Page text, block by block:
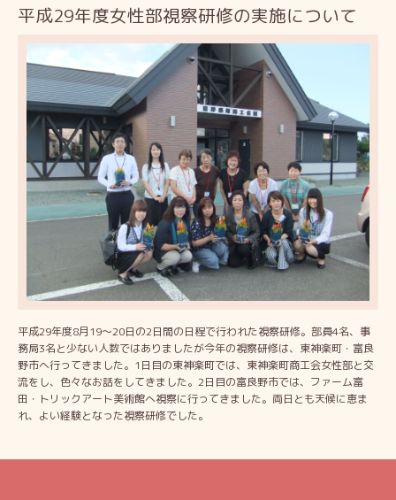
平成29年度女性部視察研修の実施について
平成29年度8月19～20日の2日間の日程で行われた視察研修。部員4名、事
務局3名と少ない人数ではありましたが今年の視察研修は、東神楽町・富良
野市へ行ってきました。1日目の東神楽町では、東神楽町商工会女性部と交
流をし、色々なお話をしてきました。2日目の富良野市では、ファーム富
田・トリックアート美術館へ視察に行ってきました。両日とも天候に恵ま
れ、よい経験となった視察研修でした。